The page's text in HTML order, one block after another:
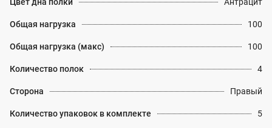
Общая нагрузка 100
Общая нагрузка (макс) 100
Количество полок 4
Сторона Правый
Количество упаковок в комплекте 5